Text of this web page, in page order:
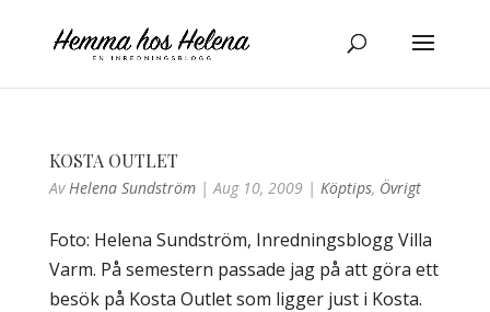
KOSTA OUTLET
AvHelena Sundström|Aug 10, 2009| Köptips, Övrigt
Foto: Helena Sundström, Inredningsblogg Villa
Varm. På semestern passade jag på att göra ett
besök på Kosta Outlet som ligger just i Kosta.